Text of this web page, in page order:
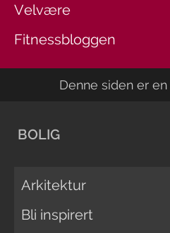
Velvære
Fitnessbloggen
Denne siden er
BOLIG
Arkitektur
Bli inspirert